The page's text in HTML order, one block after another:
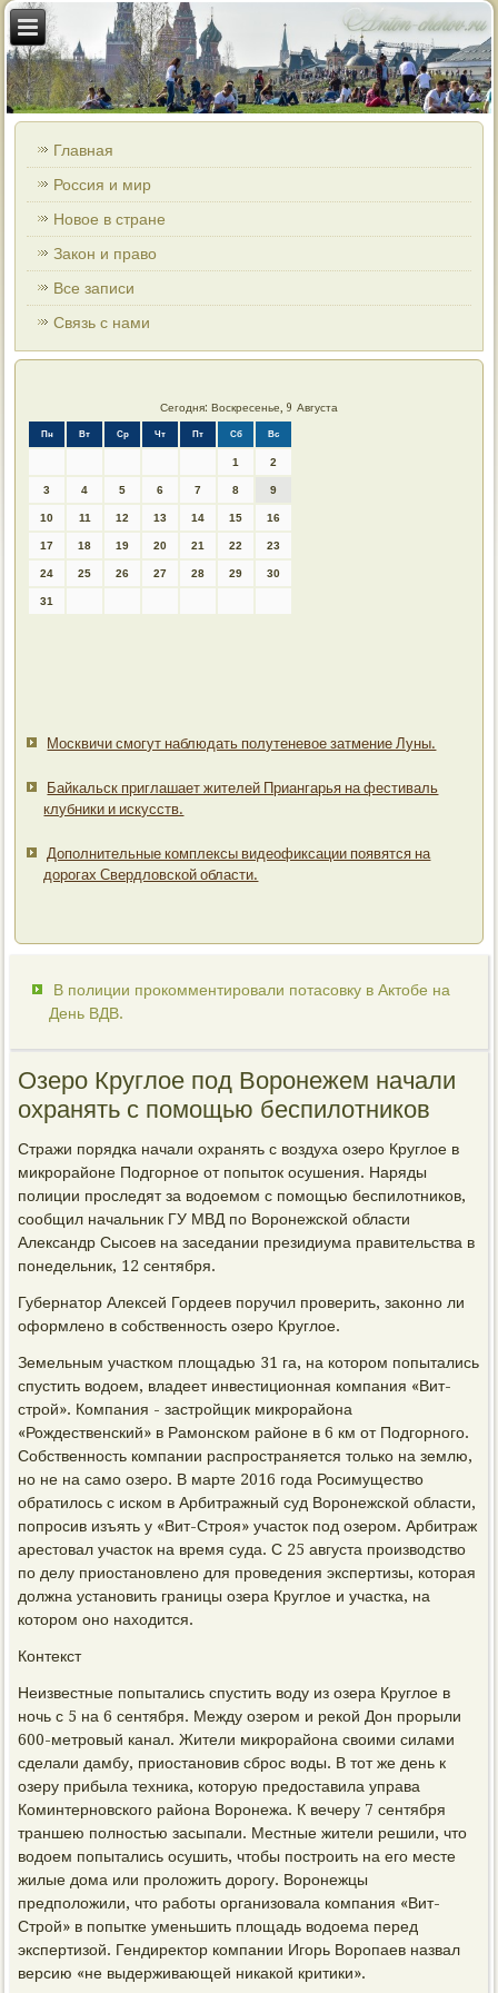
Главная
Россия и мир
Новое в стране
Закон и право
Все записи
Связь с нами
Сегодня: Воскресенье, 9 Августа
Пн Вт Ср Чт Пт Сб Вс
1 2
3 4 5 6 7 8 9
10 11 12 13 14 15 16
17 18 19 20 21 22 23
24 25 26 27 28 29 30
31
Москвичи смогут наблюдать полутеневое затмение Луны.
Байкальск приглашает жителей Приангарья на фестиваль
клубники и искусств.
Дополнительные комплексы видеофиксации появятся на
дорогах Свердловской области.
В полиции прокомментировали потасовку в Актобе на
День ВДВ.
Озеро Круглое под Воронежем начали
охранять с помощью беспилотников
Стражи порядка начали охранять с воздуха озеро Круглое в
микрорайоне Подгорное от попыток осушения. Наряды
полиции проследят за водоемом с помощью беспилотников,
сообщил начальник ГУ МВД по Воронежской области
Александр Сысоев на заседании президиума правительства в
понедельник, 12 сентября.
Губернатор Алексей Гордеев поручил проверить, законно ли
оформлено в собственность озеро Круглое.
Земельным участком площадью 31 га, на котором попытались
спустить водоем, владеет инвестиционная компания «Вит-
строй». Компания - застройщик микрорайона
«Рождественский» в Рамонском районе в 6 км от Подгорного.
Собственность компании распространяется только на землю,
но не на само озеро. В марте 2016 года Росимущество
обратилось с иском в Арбитражный суд Воронежской области,
попросив изъять у «Вит-Строя» участок под озером. Арбитраж
арестовал участок на время суда. С 25 августа производство
по делу приостановлено для проведения экспертизы, которая
должна установить границы озера Круглое и участка, на
котором оно находится.
Контекст
Неизвестные попытались спустить воду из озера Круглое в
ночь с 5 на 6 сентября. Между озером и рекой Дон прорыли
600-метровый канал. Жители микрорайона своими силами
сделали дамбу, приостановив сброс воды. В тот же день к
озеру прибыла техника, которую предоставила управа
Коминтерновского района Воронежа. К вечеру 7 сентября
траншею полностью засыпали. Местные жители решили, что
водоем попытались осушить, чтобы построить на его месте
жилые дома или проложить дорогу. Воронежцы
предположили, что работы организовала компания «Вит-
Строй» в попытке уменьшить площадь водоема перед
экспертизой. Гендиректор компании Игорь Воропаев назвал
версию «не выдерживающей никакой критики».